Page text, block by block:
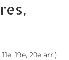
19e, 20e arr.)